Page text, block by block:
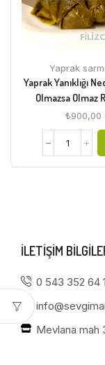
Yaprak
Yaprak Yanıklığı
Olmazsa Olmaz
₺900,00
ILETIŞIM
0 543 352 64
Mevlana mah